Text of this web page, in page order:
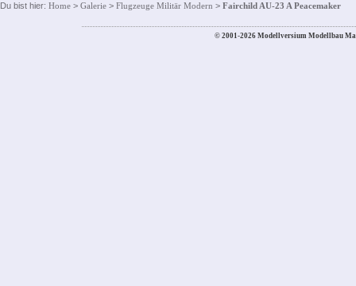
Du bist hier: Home > Galerie > Flugzeuge Militär Modern > Fairchild AU-23 A Peacemaker
© 2001-2026 Modellversium Modellbau